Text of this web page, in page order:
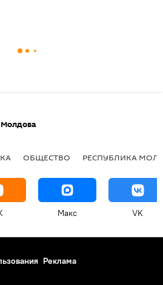
Молдова
ОБЩЕСТВО РЕСПУБЛИКА
Макс VK
Реклама